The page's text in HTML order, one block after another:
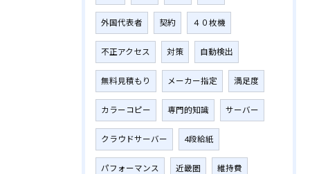
外国代表者 契約 ４０枚機
不正アクセス 対策 自動検出
無料見積もり メーカー指定 満足度
カラーコピー 専門的知識 サーバー
クラウドサーバー 4段給紙
パフォーマンス 近畿圏 維持費